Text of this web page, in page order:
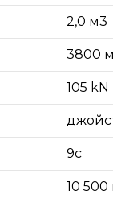
2,0 м3
3800
105 kN
9с
10 500